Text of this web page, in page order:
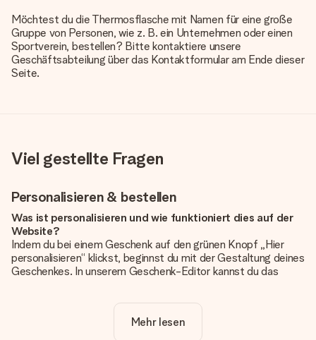
Möchtest du die Thermosflasche mit Namen für eine große
Gruppe von Personen, wie z. B. ein Unternehmen oder einen
Sportverein, bestellen? Bitte kontaktiere unsere
Geschäftsabteilung über das Kontaktformular am Ende dieser
Seite.
Viel gestellte Fragen
Personalisieren & bestellen
Was ist personalisieren und wie funktioniert dies auf der
Website?
Indem du bei einem Geschenk auf den grünen Knopf „Hier
personalisieren“ klickst, beginnst du mit der Gestaltung deines
Geschenkes. In unserem Geschenk-Editor kannst du das
noch eines unserer angebotenen Designs, um deinem
Geschenk die perfekte Ausstrahlung zu verleihen.
Mehr lesen